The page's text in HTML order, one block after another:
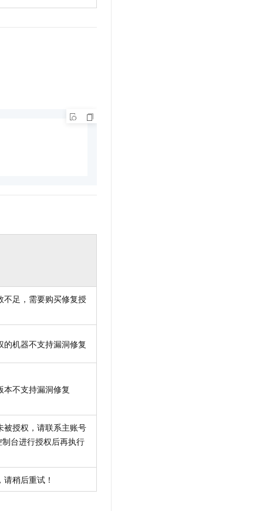
不足，需要购买修复授
的机器不支持漏洞修复
本不支持漏洞修复
被授权，请联系主账号
制台进行授权后再执行
稍后重试！